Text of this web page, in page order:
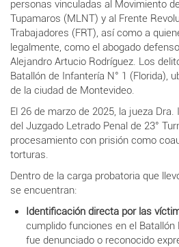
personas vinculadas al Movimiento
Tupamaros (MLNT) y al Frente
Trabajadores (FRT), así como a
legalmente, como el abogado
Alejandro Artucio Rodríguez. Los
Batallón de Infantería N° 1 (Florida),
de la ciudad de Montevideo.
El 26 de marzo de 2025, la jueza
del Juzgado Letrado Penal de 23°
procesamiento con prisión como
torturas.
Dentro de la carga probatoria que
se encuentran:
Identificación directa por las
cumplido funciones en el Batallón
fue denunciado o reconocido